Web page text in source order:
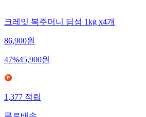
크레잇 복주머니 딤섬 1kg x4개
86,900원
47%45,900원
1,377적립